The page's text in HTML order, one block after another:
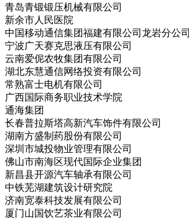
青岛青锻锻压机械有限公司
新余市人民医院
中国移动通信集团福建有限公司龙岩分公司
宁波广天赛克思液压有限公司
云南爱伲农牧集团有限公司
湖北东慧通信网络投资有限公司
常熟富士电机有限公司
广西国际商务职业技术学院
通海集团
长春普拉斯塔高新汽车饰件有限公司
湖南方盛制药股份有限公司
深圳市城投物业管理有限公司
佛山市南海区现代国际企业集团
新昌县开源汽车轴承有限公司
中铁芜湖建筑设计研究院
济南宽泰科技发展有限公司
厦门山国饮艺茶业有限公司